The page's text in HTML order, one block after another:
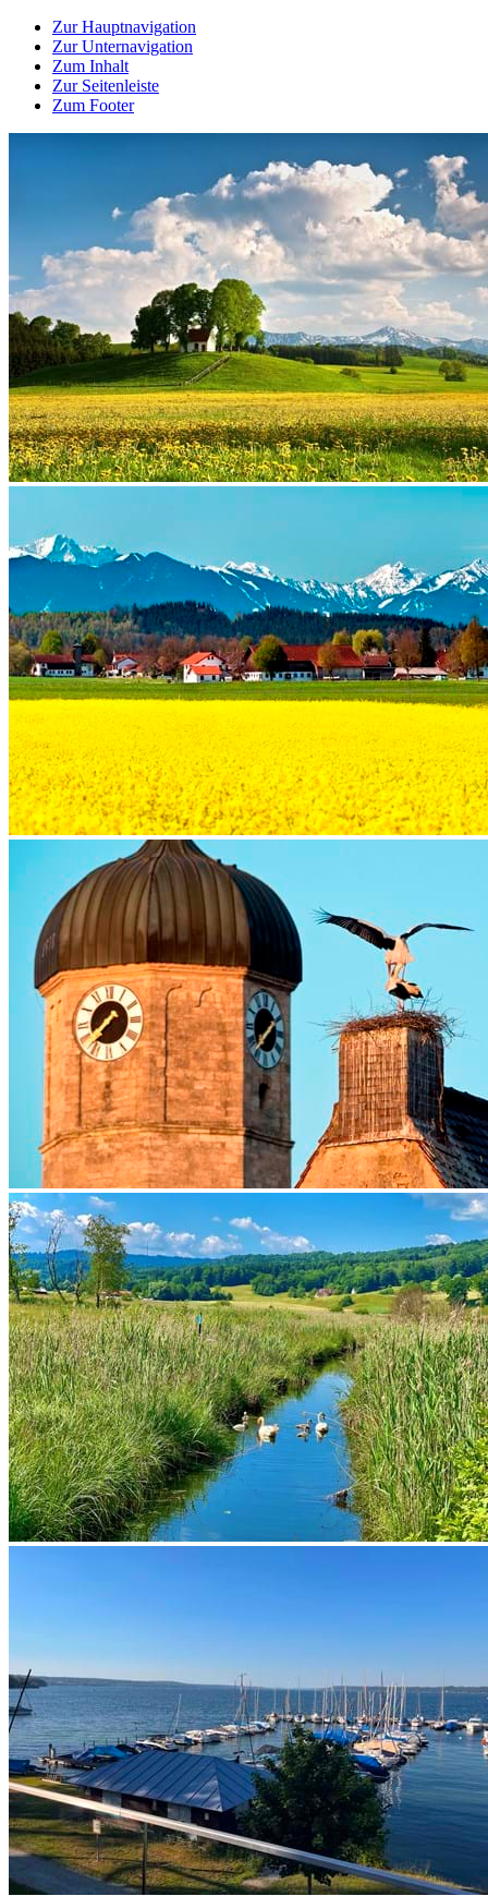
Zur Hauptnavigation
Zur Unternavigation
Zum Inhalt
Zur Seitenleiste
Zum Footer